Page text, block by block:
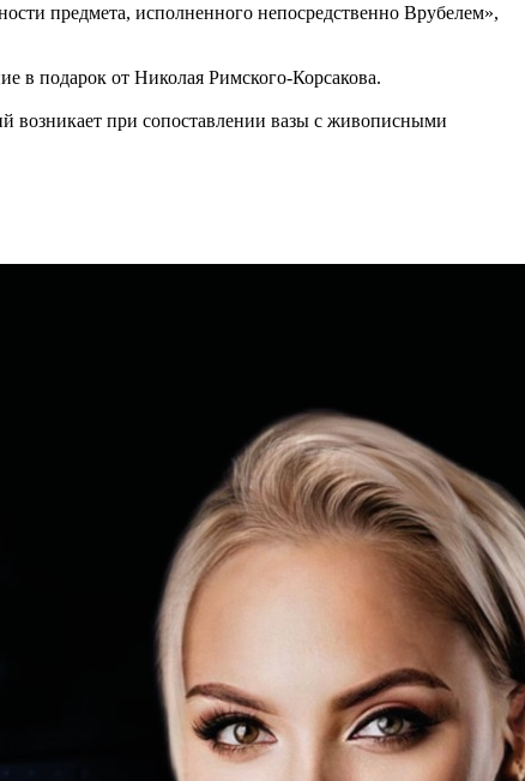
предмета, исполненного непосредственно Врубелем»,
в подарок от Николая Римского-Корсакова.
возникает при сопоставлении вазы с живописными